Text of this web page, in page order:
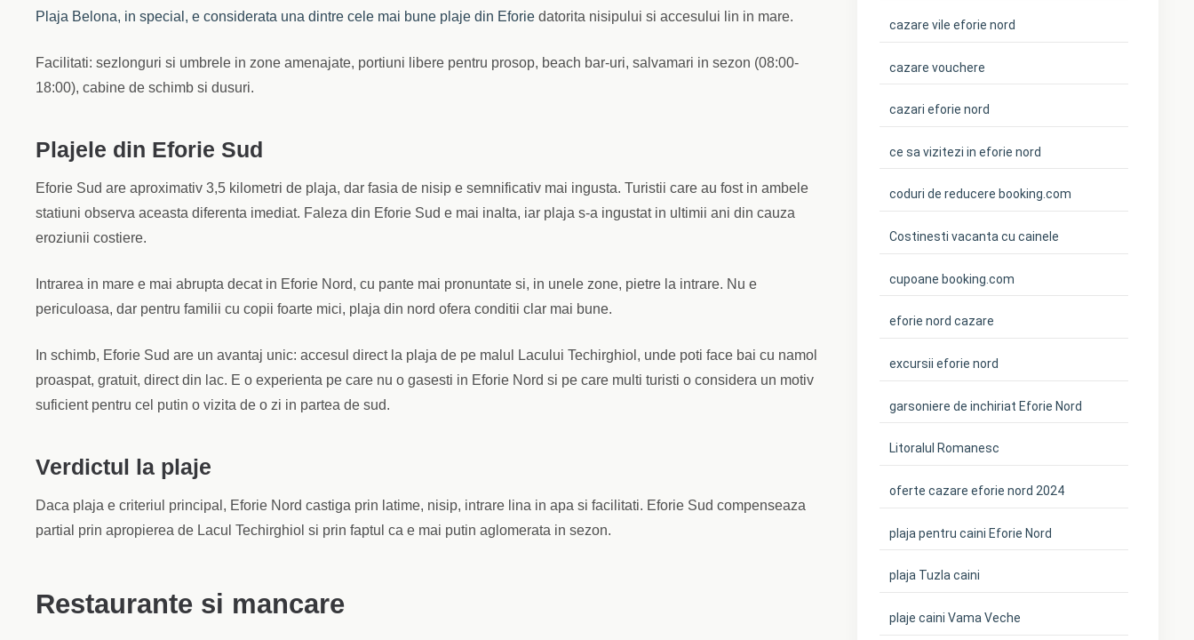
Plaja Belona, in special, e considerata una dintre cele mai bune plaje din Eforie datorita nisipului si accesului lin in mare.
Facilitati: sezlonguri si umbrele in zone amenajate, portiuni libere pentru prosop, beach bar-uri, salvamari in sezon (08:00-
18:00), cabine de schimb si dusuri.
Plajele din Eforie Sud
Eforie Sud are aproximativ 3,5 kilometri de plaja, dar fasia de nisip e semnificativ mai ingusta. Turistii care au fost in ambele
statiuni observa aceasta diferenta imediat. Faleza din Eforie Sud e mai inalta, iar plaja s-a ingustat in ultimii ani din cauza
eroziunii costiere.
Intrarea in mare e mai abrupta decat in Eforie Nord, cu pante mai pronuntate si, in unele zone, pietre la intrare. Nu e
periculoasa, dar pentru familii cu copii foarte mici, plaja din nord ofera conditii clar mai bune.
In schimb, Eforie Sud are un avantaj unic: accesul direct la plaja de pe malul Lacului Techirghiol, unde poti face bai cu namol
proaspat, gratuit, direct din lac. E o experienta pe care nu o gasesti in Eforie Nord si pe care multi turisti o considera un motiv
suficient pentru cel putin o vizita de o zi in partea de sud.
Verdictul la plaje
Daca plaja e criteriul principal, Eforie Nord castiga prin latime, nisip, intrare lina in apa si facilitati. Eforie Sud compenseaza
partial prin apropierea de Lacul Techirghiol si prin faptul ca e mai putin aglomerata in sezon.
Restaurante si mancare
cazare vile eforie nord
cazare vouchere
cazari eforie nord
ce sa vizitezi in eforie nord
coduri de reducere booking.com
Costinesti vacanta cu cainele
cupoane booking.com
eforie nord cazare
excursii eforie nord
garsoniere de inchiriat Eforie Nord
Litoralul Romanesc
oferte cazare eforie nord 2024
plaja pentru caini Eforie Nord
plaja Tuzla caini
plaje caini Vama Veche